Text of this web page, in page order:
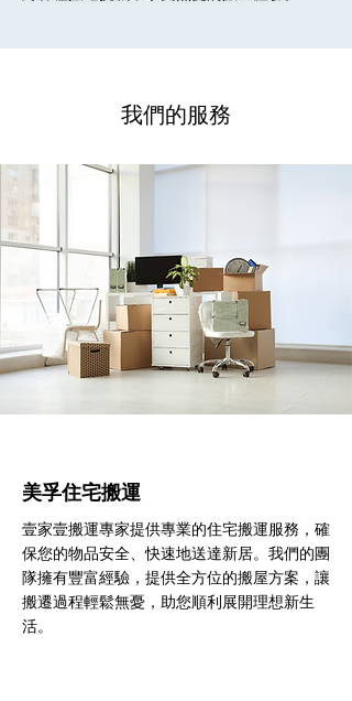
我們的服務
美孚住宅搬運
壹家壹搬運專家提供專業的住宅搬運服務，確
保您的物品安全、快速地送達新居。我們的團
隊擁有豐富經驗，提供全方位的搬屋方案，讓
搬遷過程輕鬆無憂，助您順利展開理想新生
活。